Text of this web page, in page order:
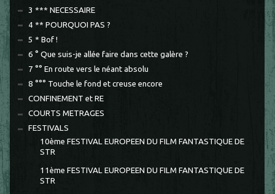
3 *** NECESSAIRE
4 ** POURQUOI PAS ?
5 * Bof !
6 ° Que suis-je allée faire dans cette galère ?
7 °° En route vers le néant absolu
8 °°° Touche le fond et creuse encore
CONFINEMENT et RE
COURTS METRAGES
FESTIVALS
10ème FESTIVAL EUROPEEN DU FILM FANTASTIQUE DE
STR
11ème FESTIVAL EUROPEEN DU FILM FANTASTIQUE DE
STR